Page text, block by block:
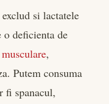
si lactatele
deficienta de
,
Putem consuma
fi spanacul,